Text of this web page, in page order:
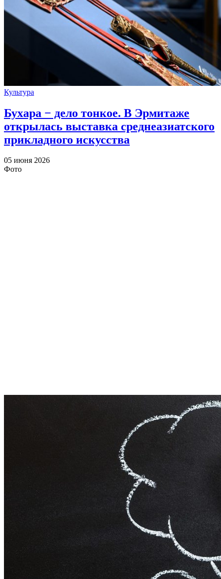
Культура
Бухара − дело тонкое. В Эрмитаже
открылась выставка среднеазиатского
прикладного искусства
05 июня 2026
Фото